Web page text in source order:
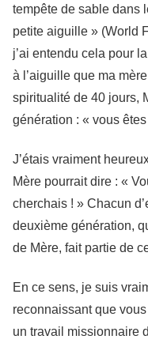
tempête de sable dans
petite aiguille » (World
j’ai entendu cela pour
à l’aiguille que ma
spiritualité de 40 jours,
génération : « vous
J’étais vraiment
Mère pourrait dire : «
cherchais ! » Chacun
deuxième génération,
de Mère, fait partie de
En ce sens, je suis
reconnaissant que
un travail missionnaire